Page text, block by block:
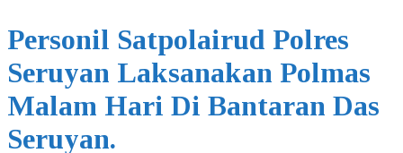
Personil Satpolairud Polres
Seruyan Laksanakan Polmas
Malam Hari Di Bantaran Das
Seruyan.